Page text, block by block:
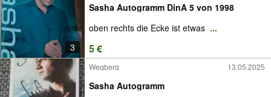
3
Sasha Autogramm DinA 5 von 1998
oben rechts die Ecke ist etwas ...
5 €
Wegberg 13.05.2025
Sasha Autogramm